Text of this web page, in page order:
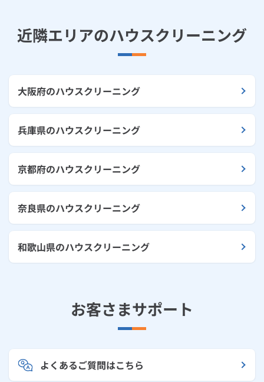
近隣エリアのハウスクリーニング
大阪府のハウスクリーニング
兵庫県のハウスクリーニング
京都府のハウスクリーニング
奈良県のハウスクリーニング
和歌山県のハウスクリーニング
お客さまサポート
よくあるご質問はこちら